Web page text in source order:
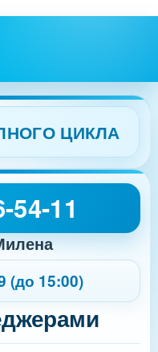
ЦИКЛА
54-11
(до 15:00)